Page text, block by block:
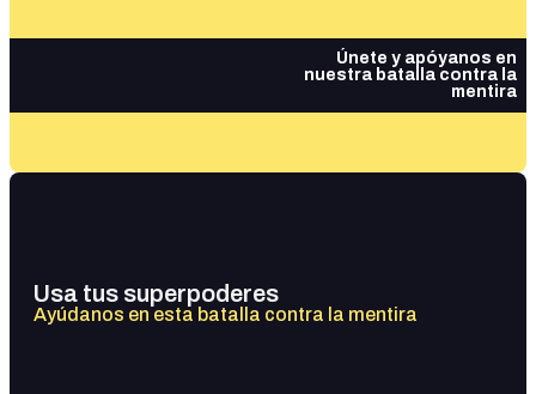
Únete y apóyanos en
nuestra batalla contra la
mentira
Usa tus superpoderes
Ayúdanos en esta batalla contra la mentira